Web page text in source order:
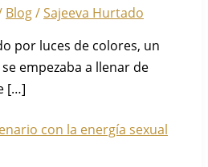
Blog/Sajeeva Hurtado
por luces de colores, un
empezaba a llenar de
[…]
con la energía sexual